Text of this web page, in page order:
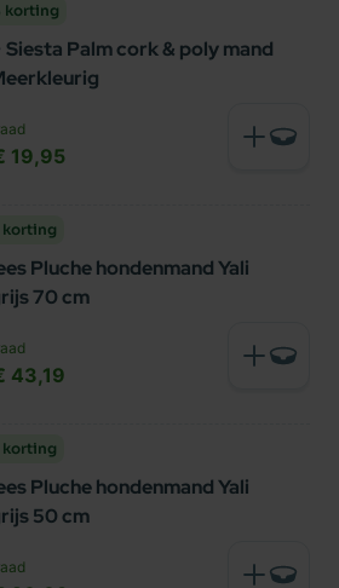
korting
Siesta Palm cork & poly mand
19,95
korting
Pluche hondenmand Yali
70 cm
43,19
korting
Pluche hondenmand Yali
50 cm